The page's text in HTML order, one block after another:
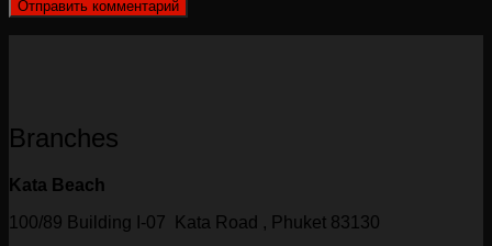
Branches
Kata Beach
100/89 Building I-07 Kata Road , Phuket 83130